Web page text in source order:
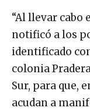
“Al llevar cabo
notificó a los
identificado
colonia
Sur, para que,
acudan a